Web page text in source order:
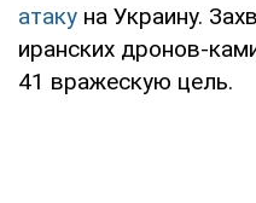
атаку на Украину.
иранских дронов-
41 вражескую цель.